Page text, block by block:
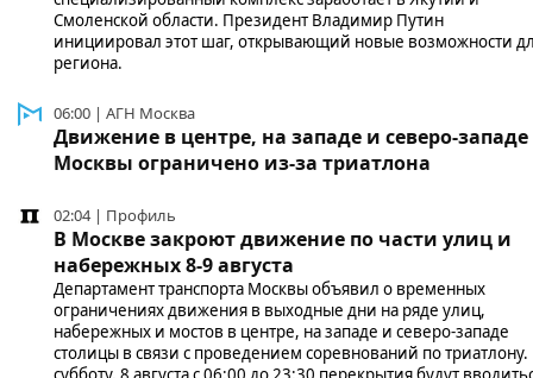
Смоленской области. Президент Владимир Путин
инициировал этот шаг, открывающий новые возможности
региона.
06:00 | АГН Москва
Движение в центре, на западе и северо-западе
Москвы ограничено из-за триатлона
02:04 | Профиль
В Москве закроют движение по части улиц и
набережных 8-9 августа
Департамент транспорта Москвы объявил о временных
ограничениях движения в выходные дни на ряде улиц,
набережных и мостов в центре, на западе и северо-западе
столицы в связи с проведением соревнований по триатлону.